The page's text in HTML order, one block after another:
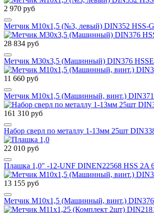
2 970 руб
Метчик М10х1,5 (№3, левый) DIN352 HSS-
28 834 руб
Метчик М30х3,5 (Машинный) DIN376 HSSE
11 660 руб
Метчик М10х1,5 (Машинный, винт.) DIN371
161 310 руб
Набор сверл по металлу 1-13мм 25шт
22 010 руб
Плашка 1,0" -12-UNF DINEN22568 HSS 2A
13 155 руб
Метчик М10х1,5 (Машинный, винт.) DIN376